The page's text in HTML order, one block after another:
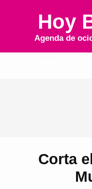
Hoy
Agenda de
Corta